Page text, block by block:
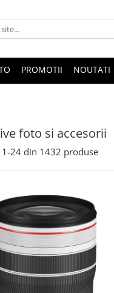
PROMOTII NOUTATI
foto si accesorii
1-24 din 1432 produse